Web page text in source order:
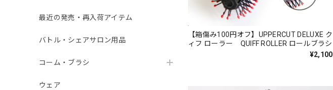
最近の発売・再入荷アイテム
バトル・シェアサロン用品
コーム・ブラシ
ウェア
【箱傷み100円オフ】UPPERCUT DELUXE ク
ィフ ローラー QUIFF ROLLER ロールブラシ
¥2,100